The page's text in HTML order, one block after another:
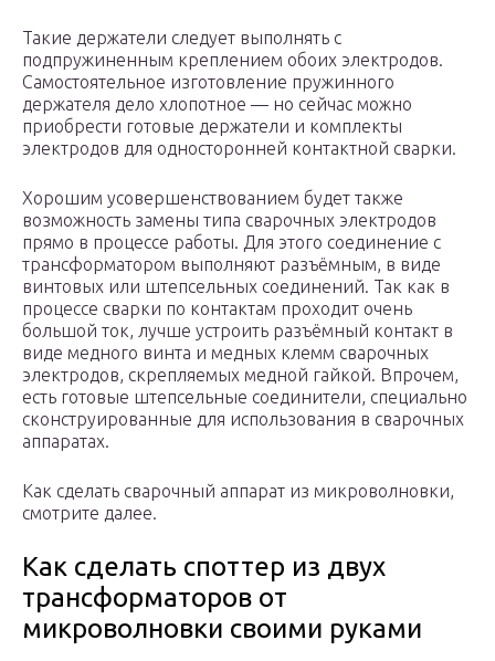
Такие держатели следует выполнять с
подпружиненным креплением обоих электродов.
Самостоятельное изготовление пружинного
держателя дело хлопотное — но сейчас можно
приобрести готовые держатели и комплекты
электродов для односторонней контактной сварки.
Хорошим усовершенствованием будет также
возможность замены типа сварочных электродов
прямо в процессе работы. Для этого соединение с
трансформатором выполняют разъёмным, в виде
винтовых или штепсельных соединений. Так как в
процессе сварки по контактам проходит очень
большой ток, лучше устроить разъёмный контакт в
виде медного винта и медных клемм сварочных
электродов, скрепляемых медной гайкой. Впрочем,
есть готовые штепсельные соединители, специально
сконструированные для использования в сварочных
аппаратах.
Как сделать сварочный аппарат из микроволновки,
смотрите далее.
Как сделать споттер из двух
трансформаторов от
микроволновки своими руками